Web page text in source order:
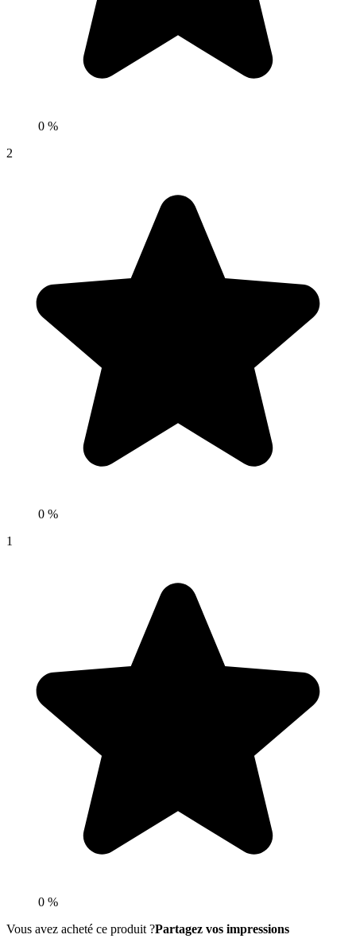
0 %
2
0 %
1
0 %
Vous avez acheté ce produit ?Partagez vos impressions